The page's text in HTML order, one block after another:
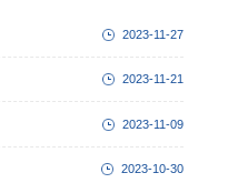
2023-11-27
2023-11-21
2023-11-09
2023-10-30